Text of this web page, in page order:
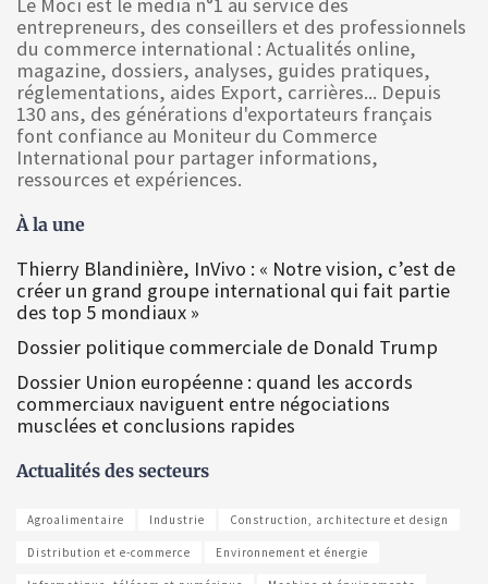
Le Moci est le media n°1 au service des
entrepreneurs, des conseillers et des professionnels
du commerce international : Actualités online,
magazine, dossiers, analyses, guides pratiques,
réglementations, aides Export, carrières... Depuis
130 ans, des générations d'exportateurs français
font confiance au Moniteur du Commerce
International pour partager informations,
ressources et expériences.
À la une
Thierry Blandinière, InVivo : « Notre vision, c’est de
créer un grand groupe international qui fait partie
des top 5 mondiaux »
Dossier politique commerciale de Donald Trump
Dossier Union européenne : quand les accords
commerciaux naviguent entre négociations
musclées et conclusions rapides
Actualités des secteurs
Agroalimentaire Industrie Construction, architecture et design
Distribution et e-commerce Environnement et énergie